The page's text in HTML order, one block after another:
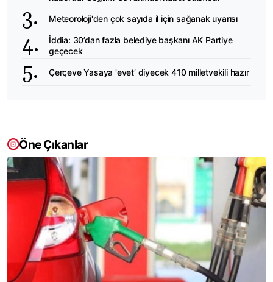
Meteoroloji'den çok sayıda il için sağanak uyarısı
İddia: 30’dan fazla belediye başkanı AK Partiye
geçecek
Çerçeve Yasaya 'evet’ diyecek 410 milletvekili hazır
Öne Çıkanlar